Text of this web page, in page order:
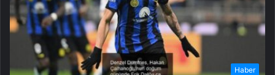
Haber